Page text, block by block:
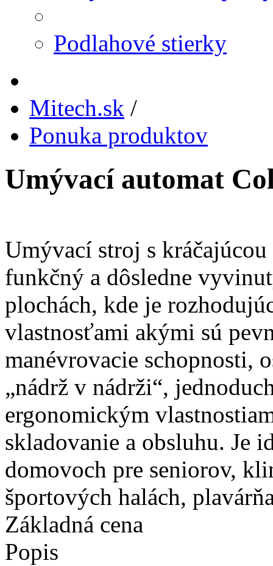
Podlahové stierky
Mitech.sk /
Ponuka produktov
Umývací automat
Umývací stroj s
funkčný a dôsledne
plochách, kde je
vlastnosťami akými sú
manévrovacie schopnosti,
„nádrž v nádrži“,
ergonomickým
skladovanie a obsluhu. Je
domovoch pre seniorov,
športových halách,
Základná cena
Popis